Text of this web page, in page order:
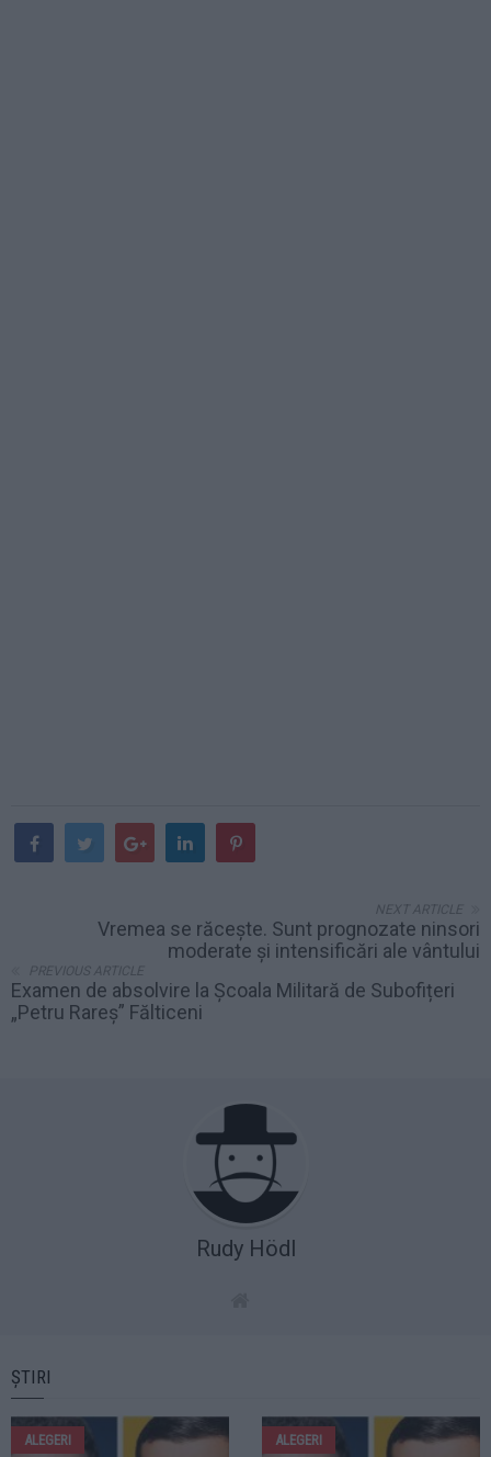
NEXT ARTICLE
Vremea se răceşte. Sunt prognozate ninsori
moderate şi intensificări ale vântului
PREVIOUS ARTICLE
Examen de absolvire la Școala Militară de Subofițeri
„Petru Rareș” Fălticeni
Rudy Hödl
ȘTIRI
ALEGERI ALEGERI